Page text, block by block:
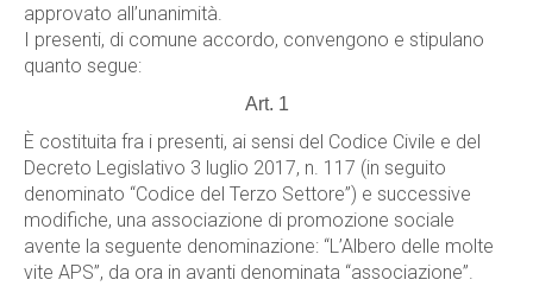
approvato all’unanimità.
I presenti, di comune accordo, convengono e stipulano
quanto segue:
Art. 1
È costituita fra i presenti, ai sensi del Codice Civile e del
Decreto Legislativo 3 luglio 2017, n. 117 (in seguito
denominato “Codice del Terzo Settore”) e successive
modifiche, una associazione di promozione sociale
avente la seguente denominazione: “L’Albero delle molte
vite APS”, da ora in avanti denominata “associazione”.